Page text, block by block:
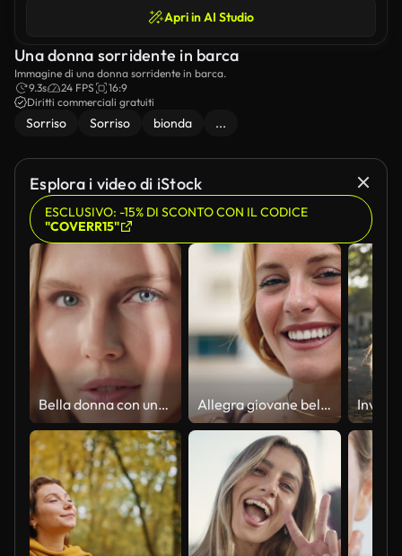
Apri in AI Studio
Una donna sorridente in barca
Immagine di una donna sorridente in barca.
9.3s
24 FPS
16:9
Diritti commerciali gratuiti
Sorriso Sorriso bionda ...
Esplora i video di iStock
ESCLUSIVO: -15% DI SCONTO CON IL CODICE
"COVERR15"
Bella donna con una pelle liscia e sana Allegra giovane bella donna bionda sorridente guardando la macchina fotografica con un'emozione umana positiva